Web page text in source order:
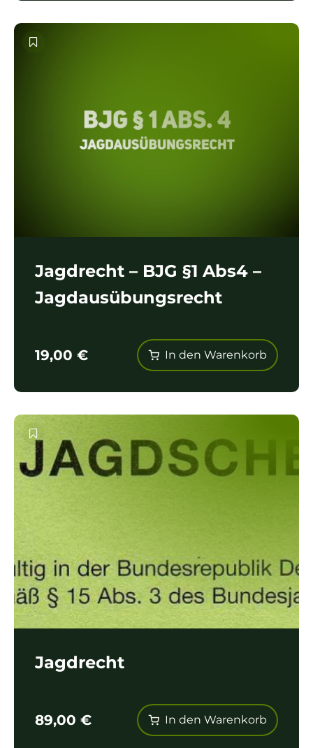
Jagdrecht – BJG §1 Abs4 –
Jagdausübungsrecht
19,00 € In den Warenkorb
Jagdrecht
89,00 € In den Warenkorb